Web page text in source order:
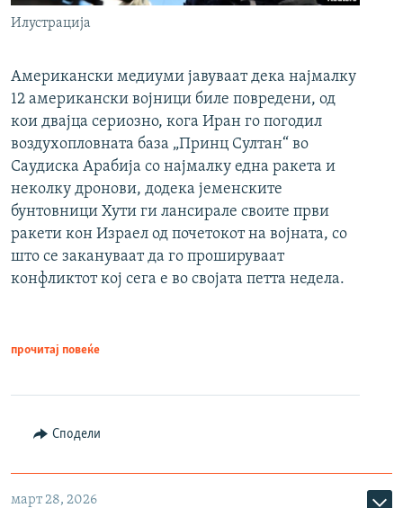
Илустрација
Американски медиуми јавуваат дека најмалку
12 американски војници биле повредени, од
кои двајца сериозно, кога Иран го погодил
воздухопловната база „Принц Султан“ во
Саудиска Арабија со најмалку една ракета и
неколку дронови, додека јеменските
бунтовници Хути ги лансирале своите први
ракети кон Израел од почетокот на војната, со
што се закануваат да го прошируваат
конфликтот кој сега е во својата петта недела.
прочитај повеќе
Сподели
март 28, 2026